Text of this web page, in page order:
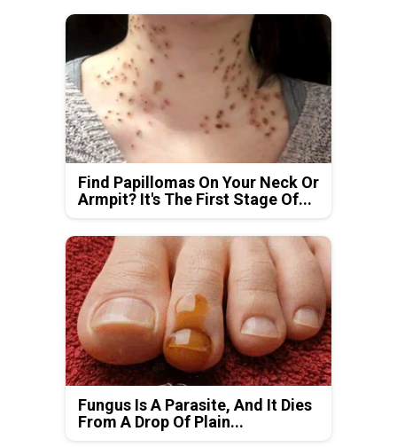
Find Papillomas On Your Neck Or
Armpit? It's The First Stage Of...
Fungus Is A Parasite, And It Dies
From A Drop Of Plain...